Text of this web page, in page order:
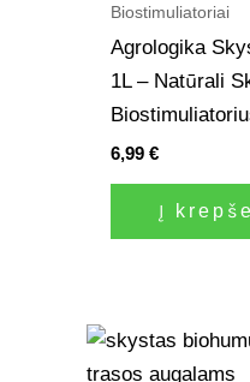
Biostimuliatoriai
Agrologika
1L – Natūrali
6,99€
Į